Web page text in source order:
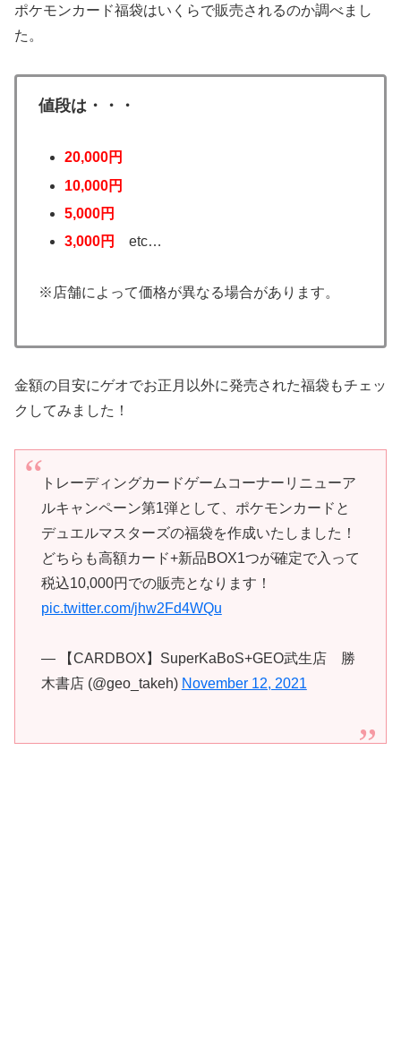
ポケモンカード福袋はいくらで販売されるのか調べまし
た。
値段は・・・
20,000円
10,000円
5,000円
3,000円etc…
※店舗によって価格が異なる場合があります。
金額の目安にゲオでお正月以外に発売された福袋もチェッ
クしてみました！
トレーディングカードゲームコーナーリニューア
ルキャンペーン第1弾として、ポケモンカードと
デュエルマスターズの福袋を作成いたしました！
どちらも高額カード+新品BOX1つが確定で入って
税込10,000円での販売となります！
pic.twitter.com/jhw2Fd4WQu
— 【CARDBOX】SuperKaBoS+GEO武生店 勝
木書店 (@geo_takeh) November 12, 2021